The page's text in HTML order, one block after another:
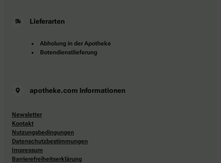
Lieferarten
Abholung in der Apotheke
Botendienstlieferung
apotheke.com Informationen
Newsletter
Kontakt
Nutzungsbedingungen
Datenschutzbestimmungen
Impressum
Barrierefreiheitserklärung